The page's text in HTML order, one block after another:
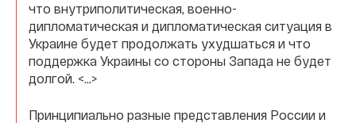
что внутриполитическая, военно-
дипломатическая и дипломатическая ситуация в
Украине будет продолжать ухудшаться и что
поддержка Украины со стороны Запада не будет
долгой. <…>
Принципиально разные представления России и